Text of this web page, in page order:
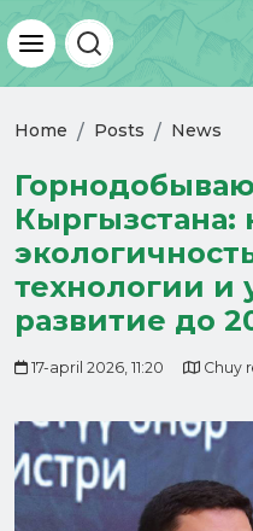
Home Posts News
Кыргызстана:
технологии и
развитие до
17-april 2026, 11:20 Chuy